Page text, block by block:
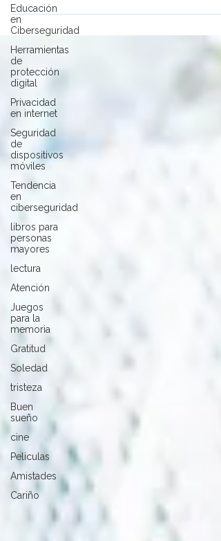
Educación
en
Ciberseguridad
Herramientas
de
protección
digital
Privacidad
en internet
Seguridad
de
dispositivos
móviles
Tendencia
en
ciberseguridad
libros para
personas
mayores
lectura
Atención
Juegos
para la
memoria
Gratitud
Soledad
tristeza
Buen
sueño
cine
Peliculas
Amistades
Cariño